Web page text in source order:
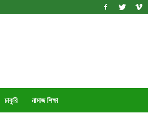
চাকুরি নামাজ শিক্ষা